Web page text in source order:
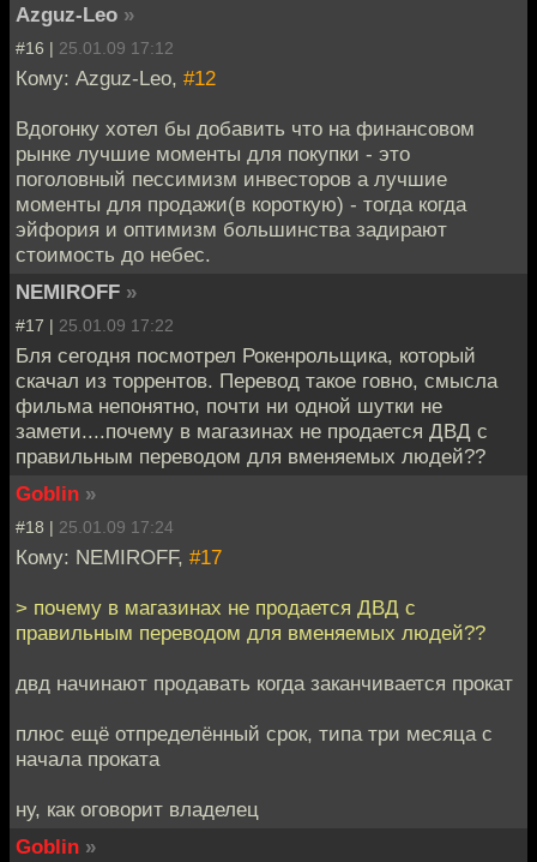
Azguz-Leo »
#16 | 25.01.09 17:12
Кому: Azguz-Leo, #12
Вдогонку хотел бы добавить что на финансовом
рынке лучшие моменты для покупки - это
поголовный пессимизм инвесторов а лучшие
моменты для продажи(в короткую) - тогда когда
эйфория и оптимизм большинства задирают
стоимость до небес.
NEMIROFF »
#17 | 25.01.09 17:22
Бля сегодня посмотрел Рокенрольщика, который
скачал из торрентов. Перевод такое говно, смысла
фильма непонятно, почти ни одной шутки не
замети....почему в магазинах не продается ДВД с
правильным переводом для вменяемых людей??
Goblin »
#18 | 25.01.09 17:24
Кому: NEMIROFF, #17
> почему в магазинах не продается ДВД с
правильным переводом для вменяемых людей??
двд начинают продавать когда заканчивается прокат
плюс ещё отпределённый срок, типа три месяца с
начала проката
ну, как оговорит владелец
Goblin »